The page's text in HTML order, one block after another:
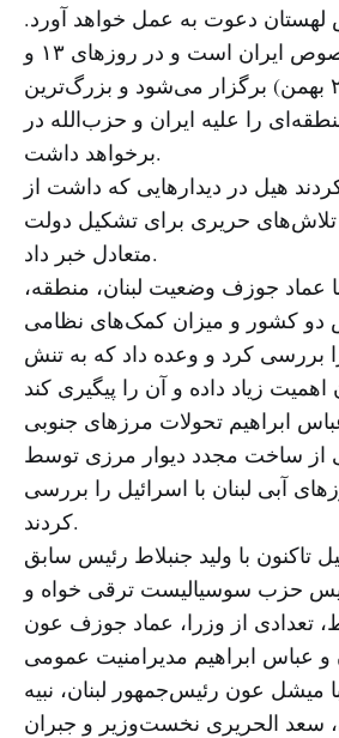
دعوت به عمل خواهد آورد.
این همایش در خصوص ایران است و در روزهای ۱۳ و
۱۴ فوریه (۲۴ و ۲۵ بهمن) برگزار می‌شود و بزرگ‌ترین
را علیه ایران و حزب‌الله در
برخواهد داشت.
هیل در دیدارهایی که داشت از
تلاش‌های حریری برای تشکیل دولت
متعادل خبر داد.
عماد جوزف وضعیت لبنان، منطقه،
دو کشور و میزان کمک‌های نظامی
بررسی کرد و وعده داد که به تنش
ابراهیم تحولات مرزهای جنوبی
از ساخت مجدد دیوار مرزی توسط
آبی لبنان با اسرائیل را بررسی
کردند.
تاکنون با ولید جنبلاط رئیس سابق
رئیس حزب سوسیالیست ترقی خواه و
تعدادی از وزرا، عماد جوزف عون
و عباس ابراهیم مدیرامنیت عمومی
میشل عون رئیس‌جمهور لبنان، نبیه
سعد الحریری نخست‌وزیر و جبران